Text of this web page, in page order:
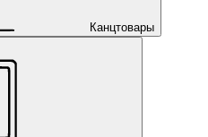
Канцтовары